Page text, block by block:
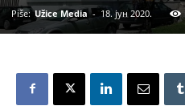
Piše: Užice Media - 18. јун 2020.